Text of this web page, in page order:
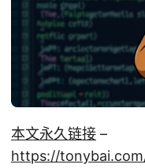
本文永久链接 –
https://